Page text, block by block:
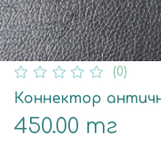
(0)
Коннектор
450.00 тг